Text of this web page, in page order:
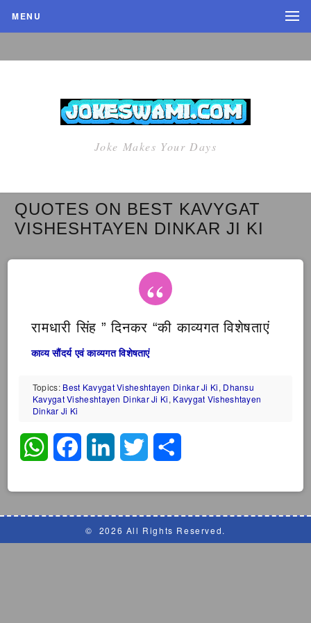
MENU
Joke Makes Your Days
QUOTES ON BEST KAVYGAT
VISHESHTAYEN DINKAR JI KI
रामधारी सिंह ” दिनकर “की काव्यगत विशेषताएं
काव्य सौंदर्य एवं काव्यगत विशेषताएं
Topics: Best Kavygat Visheshtayen Dinkar Ji Ki, Dhansu
Kavygat Visheshtayen Dinkar Ji Ki, Kavygat Visheshtayen
Dinkar Ji Ki
WhatsAppFacebookLinkedInTwitter
© 2026 All Rights Reserved.